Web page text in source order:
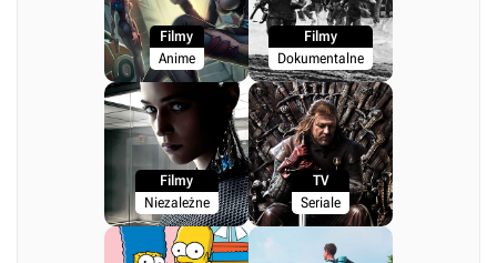
Filmy
Anime
Filmy
Dokumentalne
Filmy
Niezależne
TV
Seriale